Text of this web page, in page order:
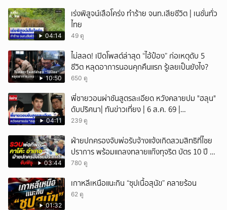
04:14
เร่งพิสูจน์เสือโคร่ง ทำร้าย จนท.เสียชีวิต | เนชั่นทั่ว
ไทย
49 ดู
10:50
ไม่สลด! เปิดโพสต์ล่าสุด “ไอ้ป๋อง” ก่อเหตุดับ 5
ชีวิต หลุดอาการนอนคุกคืนแรก รู้เลยเป็นยังไง?
650 ดู
04:11
พี่ชายวอนผ่าชันสูตรละเอียด หวังคลายปม "ฮลุน"
ดับปริศนา| ทันข่าวเที่ยง | 6 ส.ค. 69 |
NationTV22
239 ดู
03:44
ฝ่ายปกครองจับพ่อรับจ้างแจ้งเกิดสวมสิทธิที่ไชย
ปราการ พร้อมแถลงทลายแก๊งทุจริต บัตร 10 ปี ที่
แม่สอด
780 ดู
01:32
เกาหลีเหนือแนะกิน “ซุปเนื้อสุนัข” คลายร้อน
62 ดู